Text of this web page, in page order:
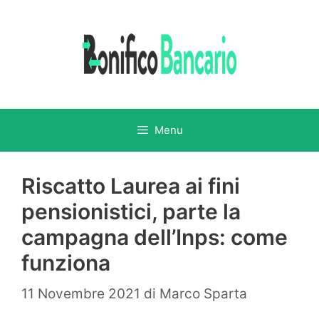
Menu
Riscatto Laurea ai fini
pensionistici, parte la
campagna dell’Inps: come
funziona
11 Novembre 2021 di Marco Sparta